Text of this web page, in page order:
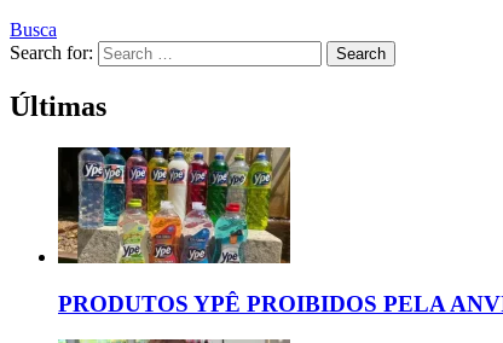
Busca
Search for:
Search
Últimas
PRODUTOS YPÊ PROIBIDOS PELA